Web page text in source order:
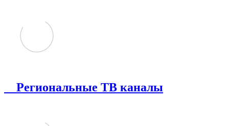
Региональные ТВ каналы